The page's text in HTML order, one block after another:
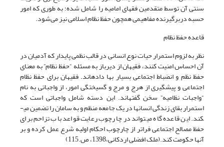
سنتی آن توسط متقدمین فقهای امامیه را شامل شده؛ به طوری که امور
حسبه دربرگیرنده مفاهیمی همچون حفظ نظام اسلامی نیز می‌شود.
قاعده حفظ نظام
نظر به لزوم استمرار حیات نوع انسانی در قالب نظمی پایدار که آدمیان در
آن احساس امنیت کنند، فقیهان از دیرباز به مسئله “حفظ نظام” به معنای
حفظ نظم و انضباط اجتماعی بسیار بها داده­اند. فقیهان برای حفظ نظام
اجتماعی و پیشگیری از هرج و مرج و گسیختگی امور، از واجباتی به نام
“واجبات نظامیه” سخن گفته­اند. این دسته شامل واجباتی است که
استمرار بقای زندگی انسانها در یک جامعه منظم و به سامان را تضمین می­
کند. این قاعده گاه می­تواند در چارچوب رعایت قواعد باب تزاحم برای
حفظ مصالح اجتماعی فراتر از چارچوب احکام اولیه شرع عمل کرده و بر
آنها حکومت کند.(ملک افضلی اردکانی،1398، ص.115)